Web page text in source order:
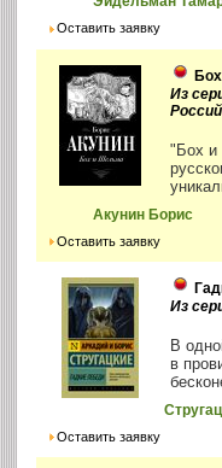
Оставить заявку
Из
"Бох и
Акунин Борис
Оставить заявку
Из
В
в
Оставить заявку